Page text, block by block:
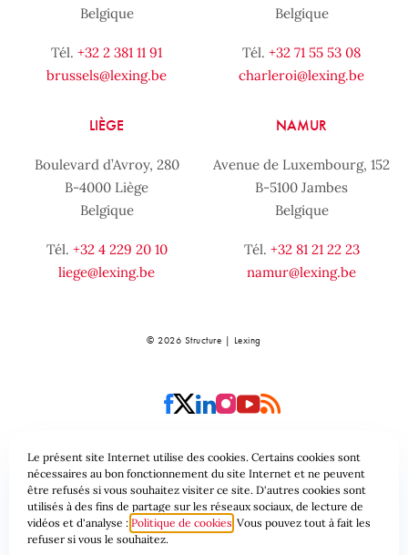
Belgique
Tél. +32 2 381 11 91
brussels@lexing.be
Belgique
Tél. +32 71 55 53 08
charleroi@lexing.be
LIÈGE
Boulevard d’Avroy, 280
B-4000 Liège
Belgique
Tél. +32 4 229 20 10
liege@lexing.be
NAMUR
Avenue de Luxembourg, 152
B-5100 Jambes
Belgique
Tél. +32 81 21 22 23
namur@lexing.be
© 2026 Structure | Lexing
Plan du site Conditions générales
Protection des données & Cookies
Le présent site Internet utilise des cookies. Certains cookies sont
nécessaires au bon fonctionnement du site Internet et ne peuvent
être refusés si vous souhaitez visiter ce site. D'autres cookies sont
utilisés à des fins de partage sur les réseaux sociaux, de lecture de
vidéos et d'analyse : Politique de cookies Vous pouvez tout à fait les
refuser si vous le souhaitez.